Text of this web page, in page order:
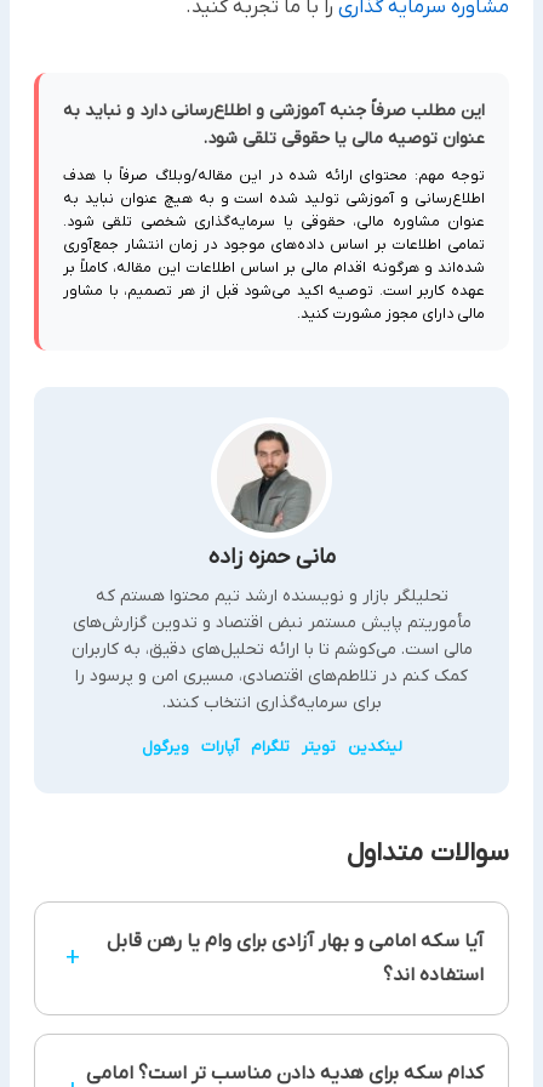
مشاوره سرمایه گذاری را با ما تجربه کنید.
این مطلب صرفاً جنبه آموزشی و اطلاع‌رسانی دارد و نباید به
عنوان توصیه مالی یا حقوقی تلقی شود.
توجه مهم: محتوای ارائه شده در این مقاله/وبلاگ صرفاً با هدف
اطلاع‌رسانی و آموزشی تولید شده است و به هیچ عنوان نباید به
عنوان مشاوره مالی، حقوقی یا سرمایه‌گذاری شخصی تلقی شود.
تمامی اطلاعات بر اساس داده‌های موجود در زمان انتشار جمع‌آوری
شده‌اند و هرگونه اقدام مالی بر اساس اطلاعات این مقاله، کاملاً بر
عهده کاربر است. توصیه اکید می‌شود قبل از هر تصمیم، با مشاور
مالی دارای مجوز مشورت کنید.
مانی حمزه زاده
تحلیلگر بازار و نویسنده ارشد تیم محتوا هستم که
مأموریتم پایش مستمر نبض اقتصاد و تدوین گزارش‌های
مالی است. می‌کوشم تا با ارائه تحلیل‌های دقیق، به کاربران
کمک کنم در تلاطم‌های اقتصادی، مسیری امن و پرسود را
برای سرمایه‌گذاری انتخاب کنند.
لینکدین تویتر تلگرام آپارات ویرگول
سوالات متداول
آیا سکه امامی و بهار آزادی برای وام یا رهن قابل
استفاده اند؟
+
کدام سکه برای هدیه دادن مناسب تر است؟ امامی